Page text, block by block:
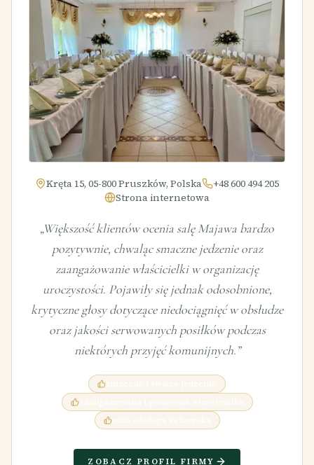
Kręta 15, 05-800 Pruszków, Polska
+48 600 494 205
Strona internetowa
„Większość klientów ocenia salę Majawa bardzo
pozytywnie, chwaląc smaczne jedzenie oraz
zaangażowanie właścicielki w organizację
uroczystości. Pojawiły się jednak odosobnione,
krytyczne głosy dotyczące niedociągnięć w obsłudze
oraz jakości serwowanych posiłków podczas
niektórych przyjęć komunijnych.”
zaangażowana i pomocna właścicielka
miła obsługa kelnerska
ZOBACZ PROFIL FIRMY